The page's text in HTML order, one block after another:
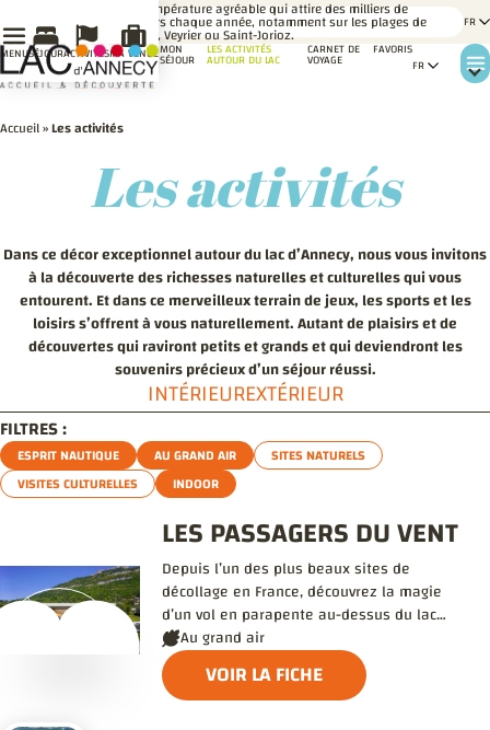
SAVIEZ-
VOUS ?
Une température agréable qui attire des milliers de
baigneurs chaque année, notamment sur les plages de
Talloires, Veyrier ou Saint-Jorioz.
MON
SÉJOUR
LES ACTIVITÉS
AUTOUR DU LAC
CARNET DE
VOYAGE
FAVORIS
MENUSÉJOURACTIVITÉSMA VENUE
Accueil»Les activités
Les activités
Dans ce décor exceptionnel autour du lac d’Annecy, nous vous invitons
à la découverte des richesses naturelles et culturelles qui vous
entourent. Et dans ce merveilleux terrain de jeux, les sports et les
loisirs s’offrent à vous naturellement. Autant de plaisirs et de
découvertes qui raviront petits et grands et qui deviendront les
souvenirs précieux d’un séjour réussi.
INTÉRIEUREXTÉRIEUR
FILTRES :
ESPRIT NAUTIQUE AU GRAND AIR
SITES NATURELS
VISITES CULTURELLES
INDOOR
LES PASSAGERS DU VENT
Depuis l’un des plus beaux sites de
décollage en France, découvrez la magie
d’un vol en parapente au-dessus du lac
d’Annecy et des montagnes alentour.
Au grand air
VOIR LA FICHE